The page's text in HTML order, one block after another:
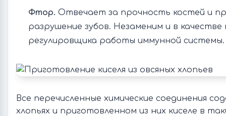
Фтор. Отвечает за прочность костей и
разрушение зубов. Незаменим и в
регулировщика работы иммунной системы.
Все перечисленные химические соединения
хлопьях и приготовленном из них киселе в